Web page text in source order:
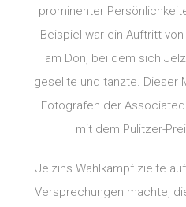
prominenter
Beispiel war ein Auftritt
am Don, bei dem sich
gesellte und tanzte. Dieser
Fotografen der
mit dem Pulitzer-
Jelzins Wahlkampf zielte
Versprechungen machte,